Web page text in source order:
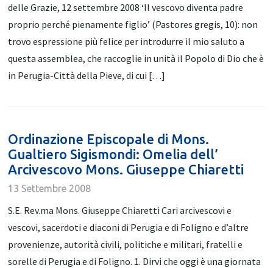
delle Grazie, 12 settembre 2008 ‘Il vescovo diventa padre
proprio perché pienamente figlio’ (Pastores gregis, 10): non
trovo espressione più felice per introdurre il mio saluto a
questa assemblea, che raccoglie in unità il Popolo di Dio che è
in Perugia-Città della Pieve, di cui […]
Ordinazione Episcopale di Mons.
Gualtiero Sigismondi: Omelia dell’
Arcivescovo Mons. Giuseppe Chiaretti
13 Settembre 2008
S.E. Rev.ma Mons. Giuseppe Chiaretti Cari arcivescovi e
vescovi, sacerdoti e diaconi di Perugia e di Foligno e d’altre
provenienze, autorità civili, politiche e militari, fratelli e
sorelle di Perugia e di Foligno. 1. Dirvi che oggi è una giornata